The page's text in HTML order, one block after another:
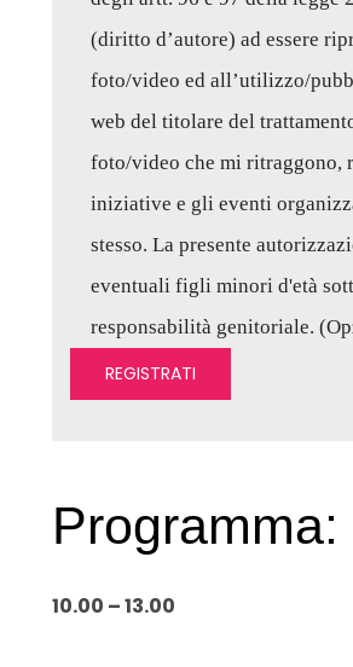
(diritto d’autore) ad essere
foto/video ed all’utilizzo/
web del titolare del
foto/video che mi ritraggono,
iniziative e gli eventi
stesso. La presente
eventuali figli minori d'età
responsabilità genitoriale.
Programma:
10.00 – 13.00